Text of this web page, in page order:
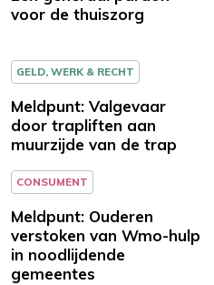
voor de thuiszorg
GELD, WERK & RECHT
Meldpunt: Valgevaar
door trapliften aan
muurzijde van de trap
CONSUMENT
Meldpunt: Ouderen
verstoken van Wmo-hulp
in noodlijdende
gemeentes